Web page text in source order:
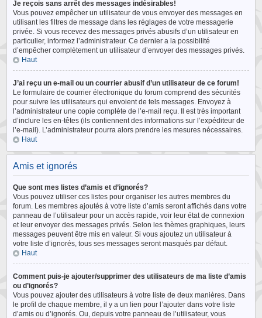
Je reçois sans arrêt des messages indésirables!
Vous pouvez empêcher un utilisateur de vous envoyer des messages en
utilisant les filtres de message dans les réglages de votre messagerie
privée. Si vous recevez des messages privés abusifs d’un utilisateur en
particulier, informez l’administrateur. Ce dernier a la possibilité
d’empêcher complètement un utilisateur d’envoyer des messages privés.
Haut
J’ai reçu un e-mail ou un courrier abusif d’un utilisateur de ce forum!
Le formulaire de courrier électronique du forum comprend des sécurités
pour suivre les utilisateurs qui envoient de tels messages. Envoyez à
l’administrateur une copie complète de l’e-mail reçu. Il est très important
d’inclure les en-têtes (ils contiennent des informations sur l’expéditeur de
l’e-mail). L’administrateur pourra alors prendre les mesures nécessaires.
Haut
Amis et ignorés
Que sont mes listes d’amis et d’ignorés?
Vous pouvez utiliser ces listes pour organiser les autres membres du
forum. Les membres ajoutés à votre liste d’amis seront affichés dans votre
panneau de l’utilisateur pour un accès rapide, voir leur état de connexion
et leur envoyer des messages privés. Selon les thèmes graphiques, leurs
messages peuvent être mis en valeur. Si vous ajoutez un utilisateur à
votre liste d’ignorés, tous ses messages seront masqués par défaut.
Haut
Comment puis-je ajouter/supprimer des utilisateurs de ma liste d’amis
ou d’ignorés?
Vous pouvez ajouter des utilisateurs à votre liste de deux manières. Dans
le profil de chaque membre, il y a un lien pour l’ajouter dans votre liste
d’amis ou d’ignorés. Ou, depuis votre panneau de l’utilisateur, vous